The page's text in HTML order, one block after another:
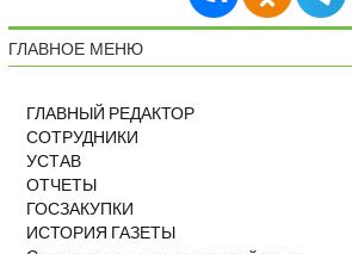
ГЛАВНОЕ МЕНЮ
ГЛАВНЫЙ РЕДАКТОР
СОТРУДНИКИ
УСТАВ
ОТЧЕТЫ
ГОСЗАКУПКИ
ИСТОРИЯ ГАЗЕТЫ